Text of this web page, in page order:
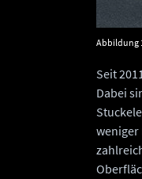
Abbildung
Seit
Dabei
weniger